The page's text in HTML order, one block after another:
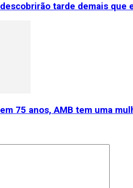
tarde demais que
75 anos, AMB tem uma